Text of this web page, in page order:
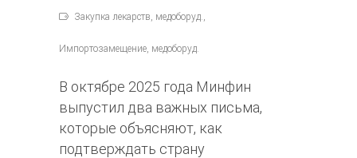
Закупка лекарств, медоборуд.,
Импортозамещение, медоборуд.
В октябре 2025 года Минфин
выпустил два важных письма,
которые объясняют, как
подтверждать страну